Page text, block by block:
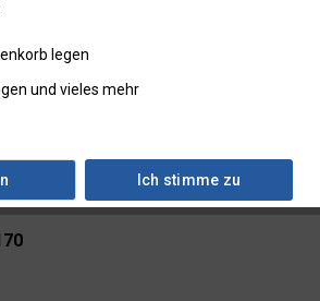
legen
und vieles mehr
Ich stimme zu